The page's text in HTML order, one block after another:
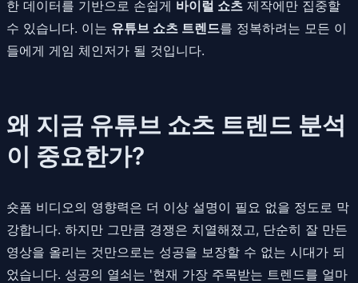
한 데이터를 기반으로 손쉽게 바이럴 쇼츠 제작에만 집중할
수 있습니다. 이는 유튜브 쇼츠 트렌드를 정복하려는 모든 이
들에게 게임 체인저가 될 것입니다.
왜 지금 유튜브 쇼츠 트렌드 분석
이 중요한가?
숏폼 비디오의 영향력은 더 이상 설명이 필요 없을 정도로 막
강합니다. 하지만 그만큼 경쟁은 치열해졌고, 단순히 잘 만든
영상을 올리는 것만으로는 성공을 보장할 수 없는 시대가 되
었습니다. 성공의 열쇠는 '현재 가장 주목받는 트렌드를 얼마